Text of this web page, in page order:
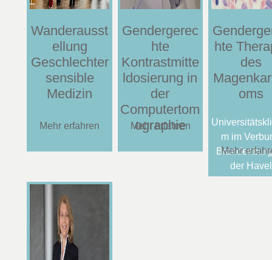
Wanderausst
ellung
Geschlechter
sensible
Medizin
Mehr erfahren
Gendergerec
hte
Kontrastmitte
ldosierung in
der
Computertom
ographie
Mehr erfahren
hte
des
oms
m im
der Havel
Mehr